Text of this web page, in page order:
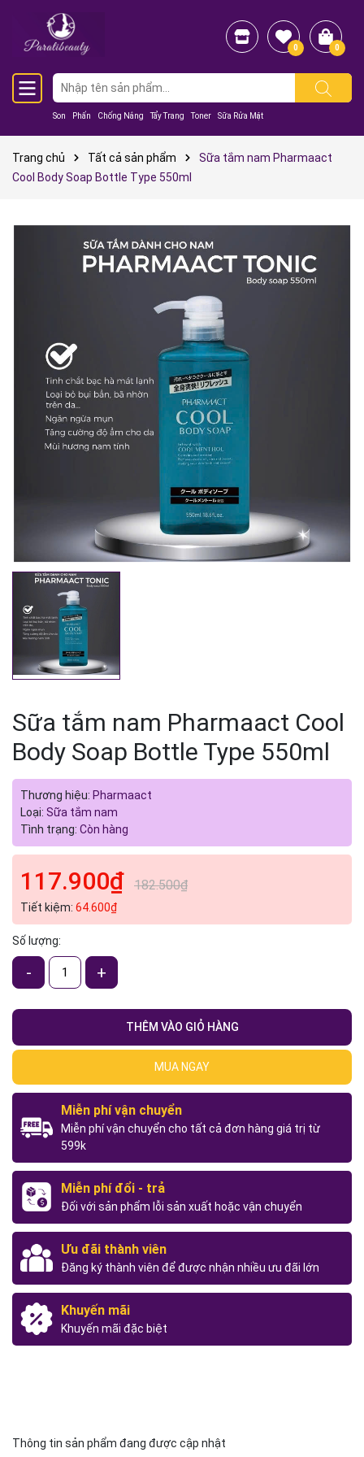
Son Phấn Chống Nắng Tẩy Trang Toner Sữa Rửa Mặt
0 0
Trang chủ Tất cả sản phẩm
Sữa tắm nam Pharmaact
Cool Body Soap Bottle Type 550ml
Sữa tắm nam Pharmaact Cool
Body Soap Bottle Type 550ml
Thương hiệu: Pharmaact
Loại: Sữa tắm nam
Tình trạng: Còn hàng
117.900₫ 182.500₫
Tiết kiệm: 64.600₫
Số lượng:
- +
THÊM VÀO GIỎ HÀNG
MUA NGAY
Miễn phí vận chuyển
Miễn phí vận chuyển cho tất cả đơn hàng giá trị từ
599k
Miễn phí đổi - trả
Đối với sản phẩm lỗi sản xuất hoặc vận chuyển
Ưu đãi thành viên
Đăng ký thành viên để được nhận nhiều ưu đãi lớn
Khuyến mãi
Khuyến mãi đặc biệt
Mã giảm giá:
Ngày hết hạn:
Điều kiện:
Thông tin sản phẩm đang được cập nhật